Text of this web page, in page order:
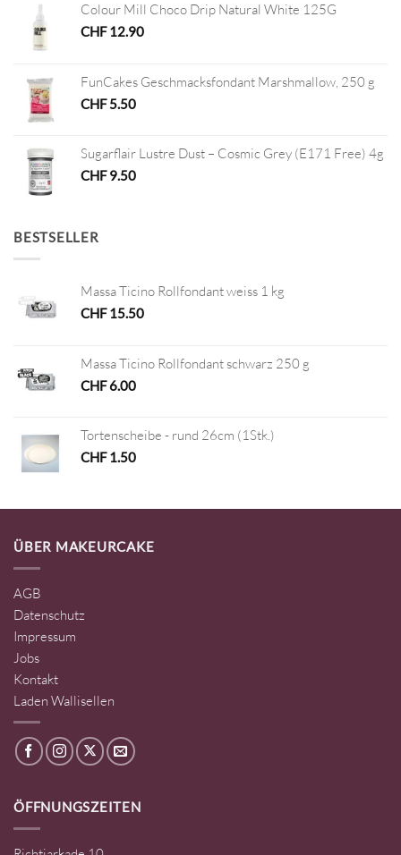
Colour Mill Choco Drip Natural White 125G
CHF12.90
FunCakes Geschmacksfondant Marshmallow, 250 g
CHF5.50
Sugarflair Lustre Dust – Cosmic Grey (E171 Free) 4g
CHF9.50
BESTSELLER
Massa Ticino Rollfondant weiss 1 kg
CHF15.50
Massa Ticino Rollfondant schwarz 250 g
CHF6.00
Tortenscheibe - rund 26cm (1Stk.)
CHF1.50
ÜBER MAKEURCAKE
AGB
Datenschutz
Impressum
Jobs
Kontakt
Laden Wallisellen
ÖFFNUNGSZEITEN